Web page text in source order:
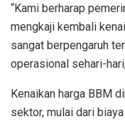
“Kami berharap
mengkaji kembali
sangat berpengaruh
operasional sehari-
Kenaikan harga BBM
sektor, mulai dari